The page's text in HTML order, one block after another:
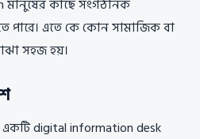
মানুষের কাছে সংগঠনিক
পারে। এতে কে কোন সামাজিক বা
সহজ হয়।
digital information desk